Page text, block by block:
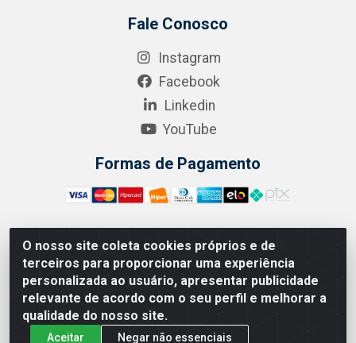
O nosso site coleta cookies próprios e de
terceiros para proporcionar uma experiência
personalizada ao usuário, apresentar publicidade
relevante de acordo com o seu perfil e melhorar a
qualidade do nosso site.
Aceitar Negar não essenciais
Fale Conosco
Instagram
Facebook
Linkedin
YouTube
Formas de Pagamento
A.R. RODRIGUEZ SOLUÇÕES EM SAÚDE - Endereço Av.
Joaquim Nabuco, 2235 - Centro, Manaus - AM, CEP
69020-031 - CNPJ 04.562.591/0001-41